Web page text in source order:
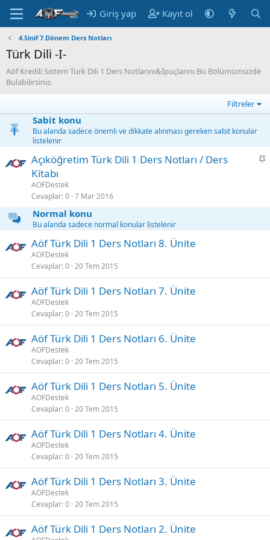
Giriş yap Kayıt ol
4.Sinif 7.Dönem Ders Notları
Türk Dili -I-
Aöf Kredili Sistem Türk Dili 1 Ders Notlarını&İpuçlarını Bu Bölümümüzde
Bulabilirsiniz.
Filtreler
Sabit konu
Bu alanda sadece önemli ve dikkate alınması gereken sabit konular
listelenir
S
Açıköğretim Türk Dili 1 Ders Notları / Ders
Kitabı
AOFDestek
Cevaplar 0 7 Mar 2016
Normal konu
Bu alanda sadece normal konular listelenir
Aöf Türk Dili 1 Ders Notları 8. Ünite
AOFDestek
Cevaplar 0 20 Tem 2015
Aöf Türk Dili 1 Ders Notları 7. Ünite
AOFDestek
Cevaplar 0 20 Tem 2015
Aöf Türk Dili 1 Ders Notları 6. Ünite
AOFDestek
Cevaplar 0 20 Tem 2015
Aöf Türk Dili 1 Ders Notları 5. Ünite
AOFDestek
Cevaplar 0 20 Tem 2015
Aöf Türk Dili 1 Ders Notları 4. Ünite
AOFDestek
Cevaplar 0 20 Tem 2015
Aöf Türk Dili 1 Ders Notları 3. Ünite
AOFDestek
Cevaplar 0 20 Tem 2015
Aöf Türk Dili 1 Ders Notları 2. Ünite